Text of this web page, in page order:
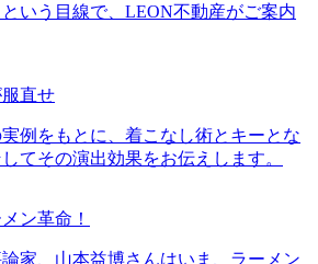
いう目線で、LEON不動産がご案内
直せ
例をもとに、着こなし術とキーとな
てその演出効果をお伝えします。
ン革命！
家、山本益博さんはいま、ラーメン